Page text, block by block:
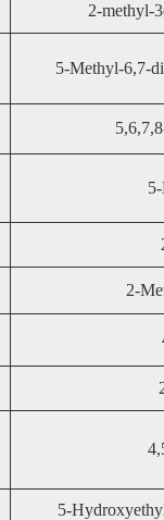
2-methyl-
5-Methyl-6,7-
2-
5-